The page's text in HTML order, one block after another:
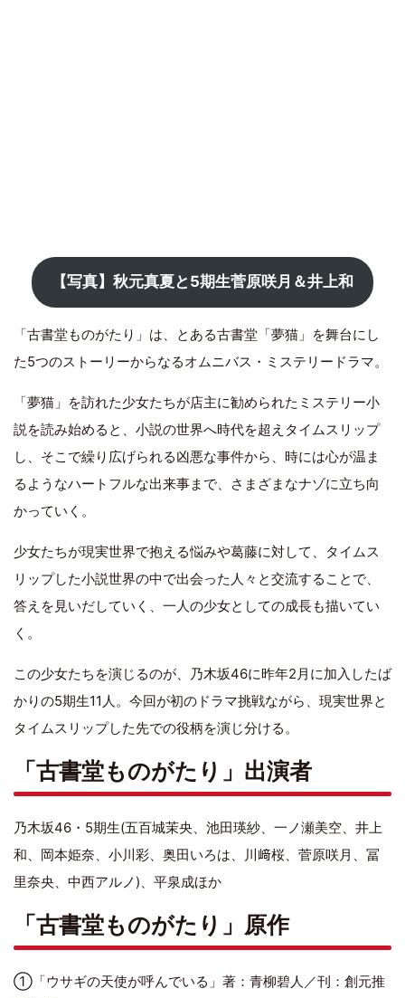
【写真】秋元真夏と5期生菅原咲月＆井上和
「古書堂ものがたり」は、とある古書堂「夢猫」を舞台にし
た5つのストーリーからなるオムニバス・ミステリードラマ。
「夢猫」を訪れた少女たちが店主に勧められたミステリー小
説を読み始めると、小説の世界へ時代を超えタイムスリップ
し、そこで繰り広げられる凶悪な事件から、時には心が温ま
るようなハートフルな出来事まで、さまざまなナゾに立ち向
かっていく。
少女たちが現実世界で抱える悩みや葛藤に対して、タイムス
リップした小説世界の中で出会った人々と交流することで、
答えを見いだしていく、一人の少女としての成長も描いてい
く。
この少女たちを演じるのが、乃木坂46に昨年2月に加入したば
かりの5期生11人。今回が初のドラマ挑戦ながら、現実世界と
タイムスリップした先での役柄を演じ分ける。
「古書堂ものがたり」出演者
乃木坂46・5期生(五百城茉央、池田瑛紗、一ノ瀬美空、井上
和、岡本姫奈、小川彩、奥田いろは、川﨑桜、菅原咲月、冨
里奈央、中西アルノ)、平泉成ほか
「古書堂ものがたり」原作
①「ウサギの天使が呼んでいる」著：青柳碧人／刊：創元推